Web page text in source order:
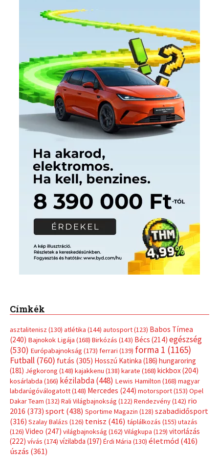
Címkék
asztalitenisz (130) atlétika (144) autosport(123) Babos Tímea
(240) Bajnokok Ligája (168) Birkózás (143) Bécs (214) egészség
(530) Európabajnokság (173) ferrari (139) forma 1 (1165)
Futball (760) futás (305) Hosszú Katinka (186) hungaroring
(181) Jégkorong (148) kajakkenu (138) karate (168) kickbox(204)
kosárlabda (166) kézilabda(448) Lewis Hamilton (168) magyar
labdarúgóválogatott(148) Mercedes (244) motorsport(153) Opel
Dakar Team (132) Rali Világbajnokság (122) Rendezvény(142) rio
2016 (373) sport(438) Sportime Magazin (128) szabadidősport
(316) Szalay Balázs (126) tenisz (416) táplálkozás (155) utazás
(126) Video (247) világbajnokság (162) Világkupa (129) vitorlázás
(222) vívás (174) vízilabda (197) Érdi Mária (130) életmód(416)
úszás (361)